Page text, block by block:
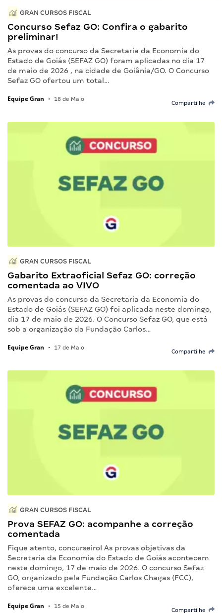
GRAN CURSOS FISCAL
Concurso Sefaz GO: Confira o gabarito
preliminar!
As provas do concurso da Secretaria da Economia do
Estado de Goiás (SEFAZ GO) foram aplicadas no dia 17
de maio de 2026 , na cidade de Goiânia/GO. O Concurso
Sefaz GO ofertou um total…
Equipe Gran • 18 de Maio
Compartilhe
GRAN CURSOS FISCAL
Gabarito Extraoficial Sefaz GO: correção
comentada ao VIVO
As provas do concurso da Secretaria da Economia do
Estado de Goiás (SEFAZ GO) foi aplicada neste domingo,
dia 17 de maio de 2026. O Concurso Sefaz GO, que está
sob a organização da Fundação Carlos…
Equipe Gran • 17 de Maio
Compartilhe
GRAN CURSOS FISCAL
Prova SEFAZ GO: acompanhe a correção
comentada
Fique atento, concurseiro! As provas objetivas da
Secretaria da Economia do Estado de Goiás acontecem
neste domingo, 17 de maio de 2026. O concurso Sefaz
GO, organizado pela Fundação Carlos Chagas (FCC),
oferece uma excelente…
Equipe Gran • 15 de Maio
Compartilhe